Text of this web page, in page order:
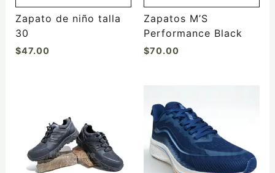
Zapato de niño talla
30
$47.00
la
página
producto
Zapatos M’S
Performance Black
$70.00
múltiples
variantes.
Las
producto
tiene
múltiples
variantes.
Las